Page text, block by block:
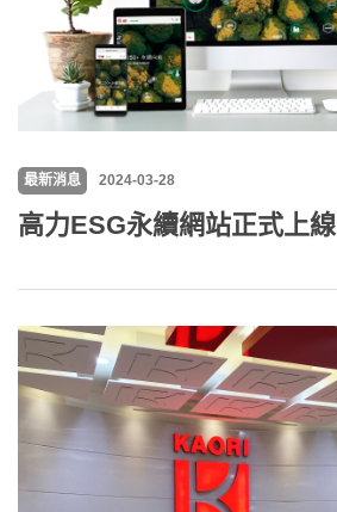
最新消息 2024-03-28
高力ESG永續網站正式上線